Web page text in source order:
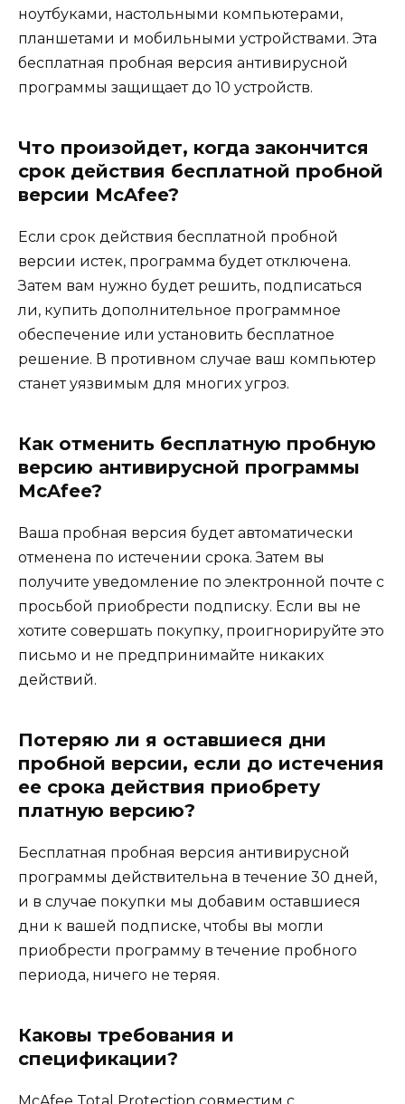
ноутбуками, настольными компьютерами,
планшетами и мобильными устройствами. Эта
бесплатная пробная версия антивирусной
программы защищает до 10 устройств.
Что произойдет, когда закончится
срок действия бесплатной пробной
версии McAfee?
Если срок действия бесплатной пробной
версии истек, программа будет отключена.
Затем вам нужно будет решить, подписаться
ли, купить дополнительное программное
обеспечение или установить бесплатное
решение. В противном случае ваш компьютер
станет уязвимым для многих угроз.
Как отменить бесплатную пробную
версию антивирусной программы
McAfee?
Ваша пробная версия будет автоматически
отменена по истечении срока. Затем вы
получите уведомление по электронной почте с
просьбой приобрести подписку. Если вы не
хотите совершать покупку, проигнорируйте это
письмо и не предпринимайте никаких
действий.
Потеряю ли я оставшиеся дни
пробной версии, если до истечения
ее срока действия приобрету
платную версию?
Бесплатная пробная версия антивирусной
программы действительна в течение 30 дней,
и в случае покупки мы добавим оставшиеся
дни к вашей подписке, чтобы вы могли
приобрести программу в течение пробного
периода, ничего не теряя.
Каковы требования и
спецификации?